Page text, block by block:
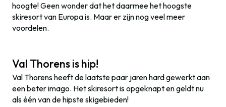
hoogte! Geen wonder dat het daarmee het hoogste
skiresort van Europa is. Maar er zijn nog veel meer
voordelen.
Val Thorens is hip!
Val Thorens heeft de laatste paar jaren hard gewerkt aan
een beter imago. Het skiresort is opgeknapt en geldt nu
als één van de hipste skigebieden!